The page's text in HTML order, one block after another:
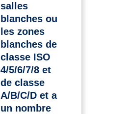
salles
blanches ou
les zones
blanches de
classe ISO
4/5/6/7/8 et
de classe
A/B/C/D et a
un nombre